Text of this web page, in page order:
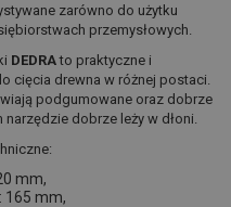
zarówno do użytku
przemysłowych.
DEDRAto praktyczne i
cięcia drewna w różnej postaci.
podgumowane oraz dobrze
dobrze leży w dłoni.
mm,
165 mm,